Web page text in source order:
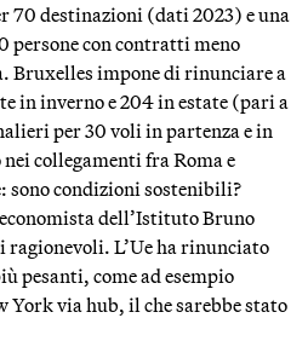
70 destinazioni (dati 2023) e una
persone con contratti meno
impone di rinunciare a
in inverno e 204 in estate (pari a
per 30 voli in partenza e in
collegamenti fra Roma e
sono condizioni sostenibili?
dell’Istituto Bruno
L’Ue ha rinunciato
pesanti, come ad esempio
York via hub, il che sarebbe stato